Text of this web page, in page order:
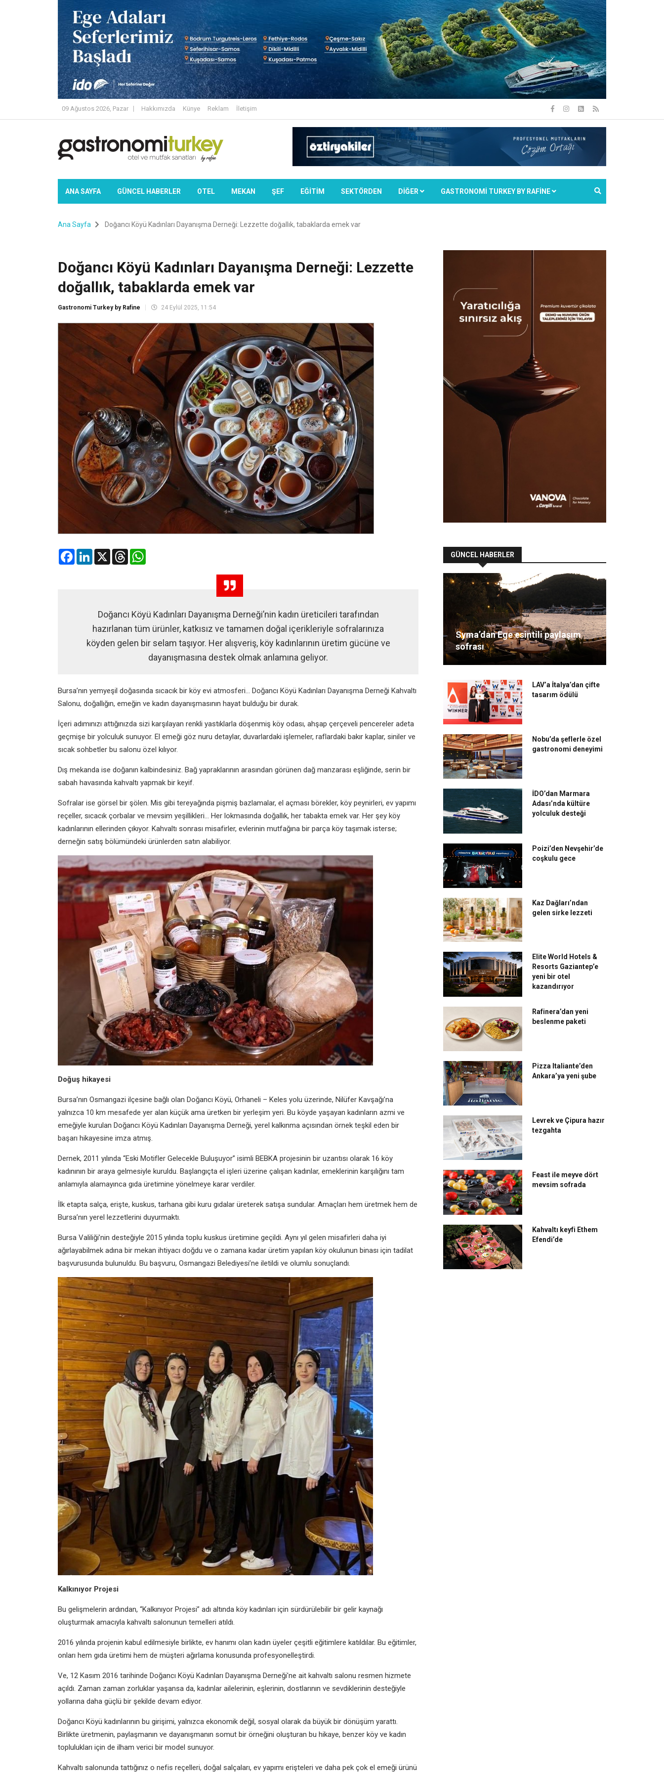
09 Ağustos 2026, Pazar Hakkımızda Künye Reklam İletişim
ANA SAYFA GÜNCEL HABERLER OTEL MEKAN ŞEF EĞİTİM SEKTÖRDEN DIĞER GASTRONOMİ TURKEY BY RAFİNE
Ana Sayfa Doğancı Köyü Kadınları Dayanışma Derneği: Lezzette doğallık, tabaklarda emek var
Doğancı Köyü Kadınları Dayanışma Derneği: Lezzette
doğallık, tabaklarda emek var
Gastronomi Turkey by Rafine 24 Eylül 2025, 11:54
FacebookLinkedIn
X Threads
Doğancı Köyü Kadınları Dayanışma Derneği’nin kadın üreticileri tarafından
hazırlanan tüm ürünler, katkısız ve tamamen doğal içerikleriyle sofralarınıza
köyden gelen bir selam taşıyor. Her alışveriş, köy kadınlarının üretim gücüne ve
dayanışmasına destek olmak anlamına geliyor.
Bursa’nın yemyeşil doğasında sıcacık bir köy evi atmosferi… Doğancı Köyü Kadınları Dayanışma Derneği Kahvaltı
Salonu, doğallığın, emeğin ve kadın dayanışmasının hayat bulduğu bir durak.
İçeri adımınızı attığınızda sizi karşılayan renkli yastıklarla döşenmiş köy odası, ahşap çerçeveli pencereler adeta
geçmişe bir yolculuk sunuyor. El emeği göz nuru detaylar, duvarlardaki işlemeler, raflardaki bakır kaplar, siniler ve
sıcak sohbetler bu salonu özel kılıyor.
Dış mekanda ise doğanın kalbindesiniz. Bağ yapraklarının arasından görünen dağ manzarası eşliğinde, serin bir
sabah havasında kahvaltı yapmak bir keyif.
Sofralar ise görsel bir şölen. Mis gibi tereyağında pişmiş bazlamalar, el açması börekler, köy peynirleri, ev yapımı
reçeller, sıcacık çorbalar ve mevsim yeşillikleri… Her lokmasında doğallık, her tabakta emek var. Her şey köy
kadınlarının ellerinden çıkıyor. Kahvaltı sonrası misafirler, evlerinin mutfağına bir parça köy taşımak isterse;
derneğin satış bölümündeki ürünlerden satın alabiliyor.
Doğuş hikayesi
Bursa’nın Osmangazi ilçesine bağlı olan Doğancı Köyü, Orhaneli – Keles yolu üzerinde, Nilüfer Kavşağı’na
yalnızca 10 km mesafede yer alan küçük ama üretken bir yerleşim yeri. Bu köyde yaşayan kadınların azmi ve
emeğiyle kurulan Doğancı Köyü Kadınları Dayanışma Derneği, yerel kalkınma açısından örnek teşkil eden bir
başarı hikayesine imza atmış.
Dernek, 2011 yılında “Eski Motifler Gelecekle Buluşuyor” isimli BEBKA projesinin bir uzantısı olarak 16 köy
kadınının bir araya gelmesiyle kuruldu. Başlangıçta el işleri üzerine çalışan kadınlar, emeklerinin karşılığını tam
anlamıyla alamayınca gıda üretimine yönelmeye karar verdiler.
İlk etapta salça, erişte, kuskus, tarhana gibi kuru gıdalar üreterek satışa sundular. Amaçları hem üretmek hem de
Bursa’nın yerel lezzetlerini duyurmaktı.
Bursa Valiliği’nin desteğiyle 2015 yılında toplu kuskus üretimine geçildi. Aynı yıl gelen misafirleri daha iyi
ağırlayabilmek adına bir mekan ihtiyacı doğdu ve o zamana kadar üretim yapılan köy okulunun binası için tadilat
başvurusunda bulunuldu. Bu başvuru, Osmangazi Belediyesi’ne iletildi ve olumlu sonuçlandı.
Kalkınıyor Projesi
Bu gelişmelerin ardından, “Kalkınıyor Projesi” adı altında köy kadınları için sürdürülebilir bir gelir kaynağı
oluşturmak amacıyla kahvaltı salonunun temelleri atıldı.
2016 yılında projenin kabul edilmesiyle birlikte, ev hanımı olan kadın üyeler çeşitli eğitimlere katıldılar. Bu eğitimler,
onları hem gıda üretimi hem de müşteri ağırlama konusunda profesyonelleştirdi.
Ve, 12 Kasım 2016 tarihinde Doğancı Köyü Kadınları Dayanışma Derneği'ne ait kahvaltı salonu resmen hizmete
açıldı. Zaman zaman zorluklar yaşansa da, kadınlar ailelerinin, eşlerinin, dostlarının ve sevdiklerinin desteğiyle
yollarına daha güçlü bir şekilde devam ediyor.
Doğancı Köyü kadınlarının bu girişimi, yalnızca ekonomik değil, sosyal olarak da büyük bir dönüşüm yarattı.
Birlikte üretmenin, paylaşmanın ve dayanışmanın somut bir örneğini oluşturan bu hikaye, benzer köy ve kadın
toplulukları için de ilham verici bir model sunuyor.
Kahvaltı salonunda tattığınız o nefis reçelleri, doğal salçaları, ev yapımı erişteleri ve daha pek çok el emeği ürünü
GÜNCEL HABERLER
Syma’dan Ege esintili paylaşım
sofrası
LAV’a İtalya’dan çifte
tasarım ödülü
Nobu’da şeflerle özel
gastronomi deneyimi
İDO’dan Marmara
Adası’nda kültüre
yolculuk desteği
Poizi’den Nevşehir’de
coşkulu gece
Kaz Dağları’ndan
gelen sirke lezzeti
Elite World Hotels &
Resorts Gaziantep’e
yeni bir otel
kazandırıyor
Rafinera’dan yeni
beslenme paketi
Pizza Italiante’den
Ankara’ya yeni şube
Levrek ve Çipura hazır
tezgahta
Feast ile meyve dört
mevsim sofrada
Kahvaltı keyfi Ethem
Efendi’de